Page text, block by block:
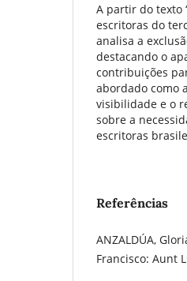
A partir do texto
escritoras do
analisa a
destacando o
contribuições
abordado como
visibilidade e o
sobre a
escritoras
Referências
ANZALDÚA,
Francisco: Aunt